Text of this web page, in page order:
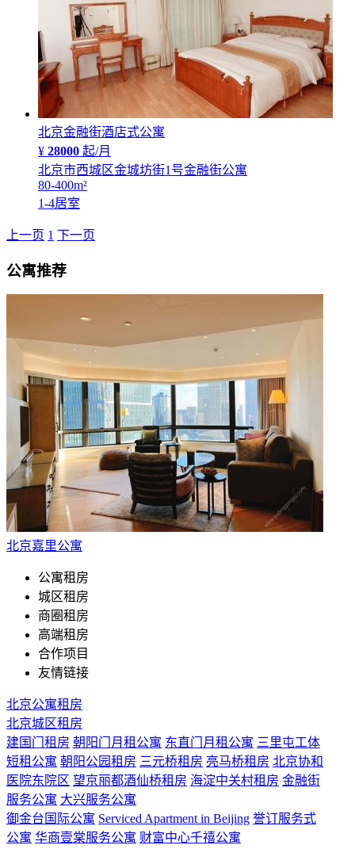
北京金融街酒店式公寓
¥ 28000 起/月
北京市西城区金城坊街1号金融街公寓
80-400m²
1-4居室
上一页 1 下一页
公寓推荐
北京嘉里公寓
公寓租房
城区租房
商圈租房
高端租房
合作项目
友情链接
北京公寓租房
北京城区租房
建国门租房 朝阳门月租公寓 东直门月租公寓 三里屯工体
短租公寓 朝阳公园租房 三元桥租房 亮马桥租房 北京协和
医院东院区 望京丽都酒仙桥租房 海淀中关村租房 金融街
服务公寓 大兴服务公寓
御金台国际公寓 Serviced Apartment in Beijing 誉订服务式
公寓 华商壹棠服务公寓 财富中心千禧公寓